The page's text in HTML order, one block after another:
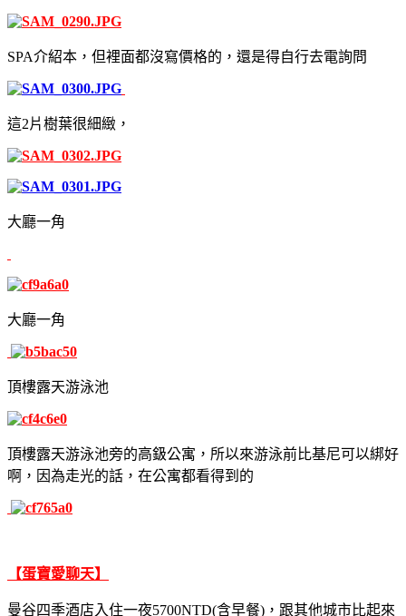
SPA介紹本，但裡面都沒寫價格的，還是得自行去電詢問
這2片樹葉很細緻，
大廳一角
大廳一角
頂樓露天游泳池
頂樓露天游泳池旁的高鈒公寓，所以來游泳前比基尼可以綁好
啊，因為走光的話，在公寓都看得到的
【蛋寶愛聊天】
曼谷四季酒店入住一夜5700NTD(含早餐)，跟其他城市比起來